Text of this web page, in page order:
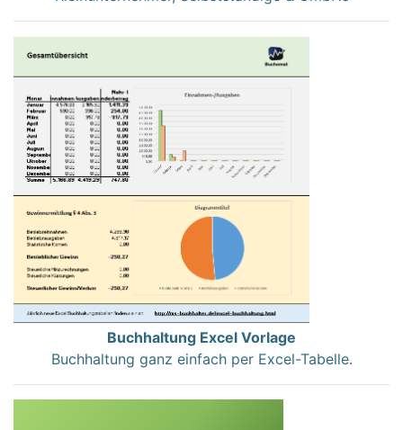
Buchhaltung Excel Vorlage
Buchhaltung ganz einfach per Excel-Tabelle.